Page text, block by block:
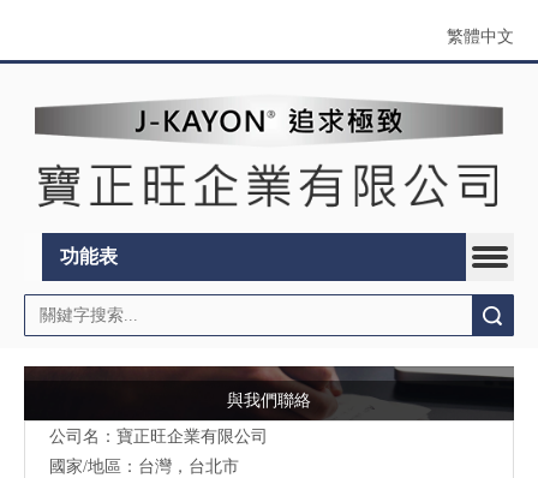
繁體中文
功能表
與我們聯絡
公司名：寶正旺企業有限公司
國家/地區：台灣，台北市